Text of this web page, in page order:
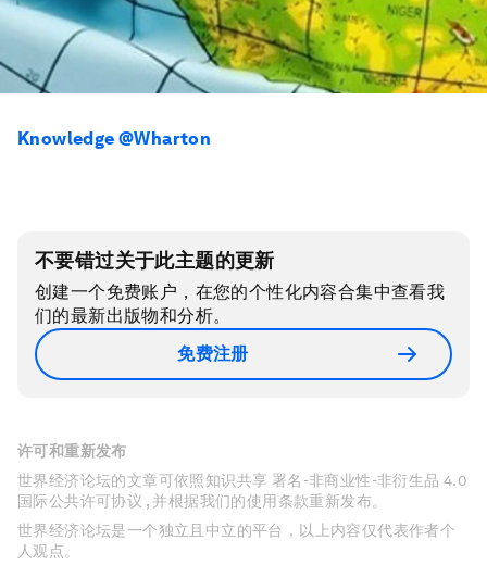
Knowledge @Wharton
不要错过关于此主题的更新
创建一个免费账户，在您的个性化内容合集中查看我
们的最新出版物和分析。
免费注册
许可和重新发布
世界经济论坛的文章可依照知识共享 署名-非商业性-非衍生品 4.0
国际公共许可协议 , 并根据我们的使用条款重新发布。
世界经济论坛是一个独立且中立的平台，以上内容仅代表作者个
人观点。